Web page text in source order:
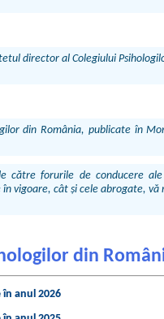
director al Colegiului
din România, publicate în
forurile de conducere ale
vigoare, cât și cele abrogate,
din
anul 2026